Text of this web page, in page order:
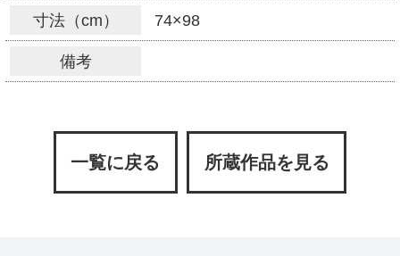
寸法（cm） 74×98
備考
一覧に戻る 所蔵作品を見る